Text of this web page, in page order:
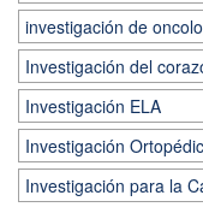
investigación de
Investigación del
Investigación ELA
Investigación
Investigación para la